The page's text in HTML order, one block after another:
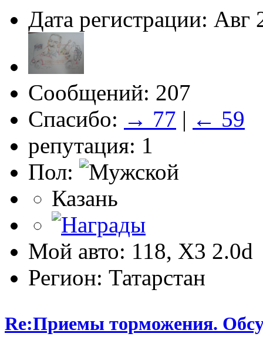
Дата регистрации: Авг
Сообщений: 207
Спасибо: → 77 | ← 59
репутация: 1
Пол:
Казань
Мой авто: 118, Х3 2.0d
Регион: Татарстан
Re:Приемы торможения.